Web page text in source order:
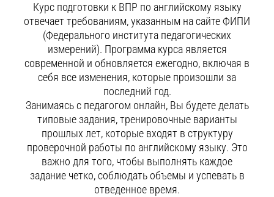
Курс подготовки к ВПР по английскому языку
отвечает требованиям, указанным на сайте ФИПИ
(Федерального института педагогических
измерений). Программа курса является
современной и обновляется ежегодно, включая в
себя все изменения, которые произошли за
последний год.
Занимаясь с педагогом онлайн, Вы будете делать
типовые задания, тренировочные варианты
прошлых лет, которые входят в структуру
проверочной работы по английскому языку. Это
важно для того, чтобы выполнять каждое
задание четко, соблюдать объемы и успевать в
отведенное время.